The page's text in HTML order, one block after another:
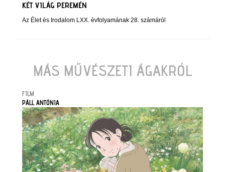
KÉT VILÁG PEREMÉN
Az Élet és Irodalom LXX. évfolyamának 28. számáról
MÁS MŰVÉSZETI ÁGAKRÓL
FILM
PÁLL ANTÓNIA